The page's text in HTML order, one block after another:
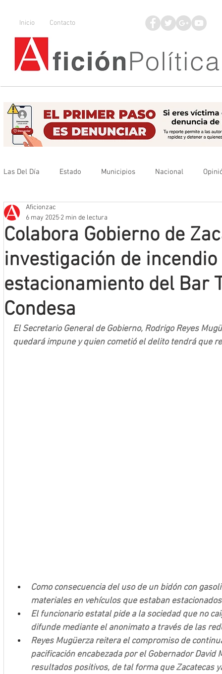
Inicio Contacto
Las Del Día Estado Municipios Nacional
Que no se olvide
Mineros LNBP
Colabora Gobierno de
investigación de
estacionamiento del Bar
Condesa
Aficionzac
6 may 2025 2 min de lectura
El Secretario General de Gobierno, Rodrigo Reyes
quedará impune y quien cometió el delito tendrá que
Como consecuencia del uso de un bidón con
materiales en vehículos que estaban
El funcionario estatal pide a la sociedad que no
difunde mediante el anonimato a través de las
Reyes Mugüerza reitera el compromiso de
pacificación encabezada por el Gobernador David
resultados positivos, de tal forma que Zacatecas